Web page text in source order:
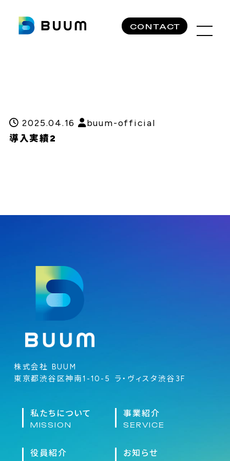
CONTACT
2025.04.16
buum-official
導入実績2
株式会社 BUUM
東京都渋谷区神南1-10-5 ラ・ヴィスタ渋谷3F
私たちについて
MISSION
事業紹介
SERVICE
役員紹介 お知らせ